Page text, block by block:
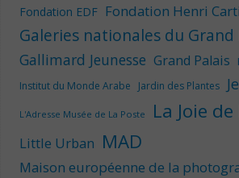
Fondation EDF Fondation Henri
Galeries nationales du Grand
Gallimard Jeunesse Grand Palais
Institut du Monde Arabe Jardin des Plantes
L'Adresse Musée de La Poste La Joie
Little Urban MAD
Maison européenne de la